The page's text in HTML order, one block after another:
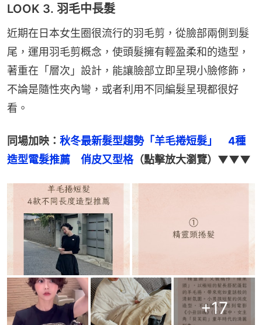
LOOK 3. 羽毛中長髮
近期在日本女生圈很流行的羽毛剪，從臉部兩側到髮
尾，運用羽毛剪概念，使頭髮擁有輕盈柔和的造型，
著重在「層次」設計，能讓臉部立即呈現小臉修飾，
不論是隨性夾內彎，或者利用不同編髮呈現都很好
看。
同場加映： 秋冬最新髮型趨勢「羊毛捲短髮」　4種
造型電髮推薦　俏皮又型格（點擊放大瀏覽）▼▼▼
+17